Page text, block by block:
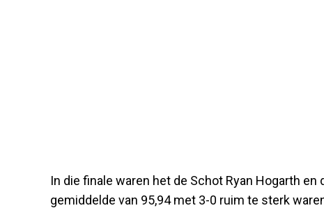
In die finale waren het de Schot Ryan Hogarth
gemiddelde van 95,94 met 3-0 ruim te sterk